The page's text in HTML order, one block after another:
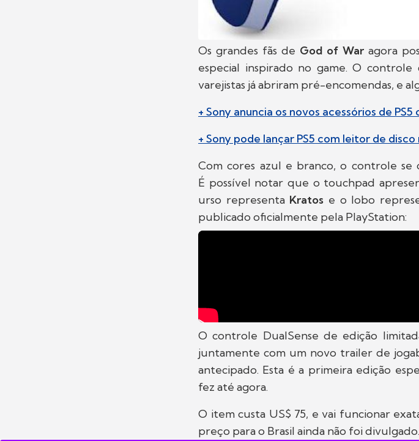
Os grandes fãs de God of War agora
especial inspirado no game. O
varejistas já abriram pré-encomendas, e
+ Sony anuncia os novos acessórios de
+ Sony pode lançar PS5 com leitor de
Com cores azul e branco, o controle se
É possível notar que o touchpad
urso representa Kratos e o lobo
publicado oficialmente pela PlayStation:
O controle DualSense de edição
juntamente com um novo trailer de
antecipado. Esta é a primeira edição
fez até agora.
O item custa US$ 75, e vai funcionar
preço para o Brasil ainda não foi divulgado.